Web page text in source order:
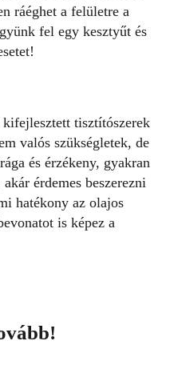
ráéghet a felületre a
fel egy kesztyűt és
tisztítószerek
valós szükségletek, de
és érzékeny, gyakran
érdemes beszerezni
hatékony az olajos
is képez a